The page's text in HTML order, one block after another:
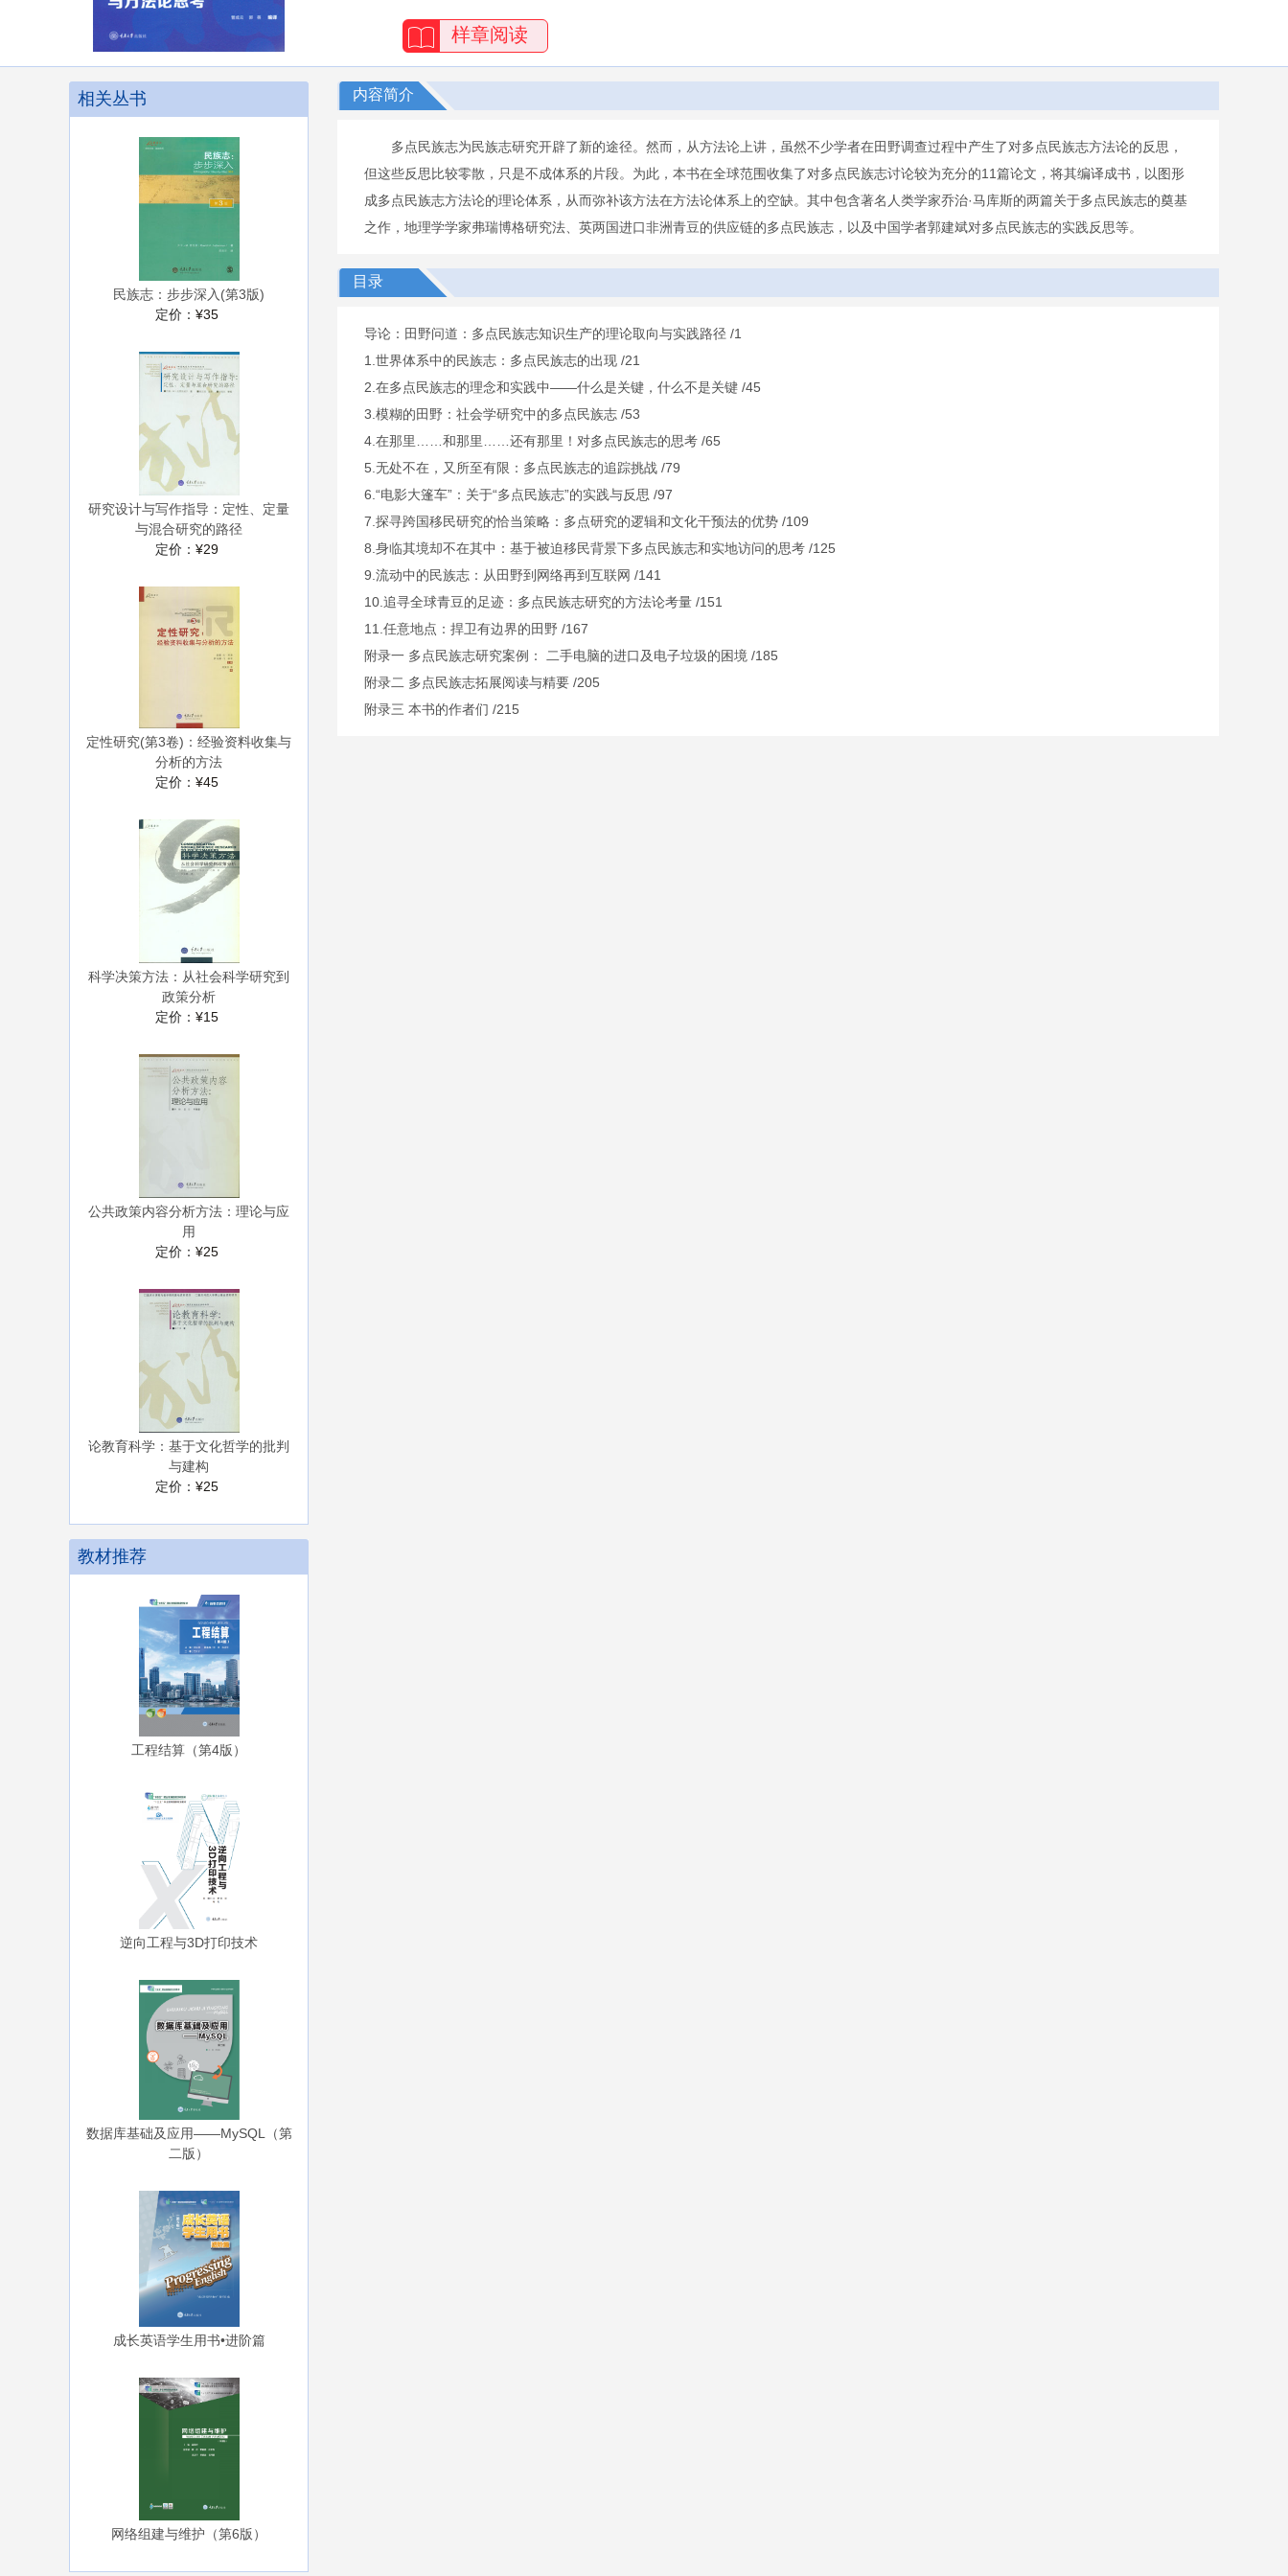
样章阅读
相关丛书
民族志：步步深入(第3版)
定价： ¥35
研究设计与写作指导：定性、定量
与混合研究的路径
定价： ¥29
定性研究(第3卷)：经验资料收集与
分析的方法
定价： ¥45
科学决策方法：从社会科学研究到
政策分析
定价： ¥15
公共政策内容分析方法：理论与应
用
定价： ¥25
论教育科学：基于文化哲学的批判
与建构
定价： ¥25
教材推荐
工程结算（第4版）
逆向工程与3D打印技术
数据库基础及应用——MySQL（第
二版）
成长英语学生用书•进阶篇
网络组建与维护（第6版）
内容简介
多点民族志为民族志研究开辟了新的途径。然而，从方法论上讲，虽然不少学者在田野调查过程中产生了对多点民族志方法论的反思，
但这些反思比较零散，只是不成体系的片段。为此，本书在全球范围收集了对多点民族志讨论较为充分的11篇论文，将其编译成书，以图形
成多点民族志方法论的理论体系，从而弥补该方法在方法论体系上的空缺。其中包含著名人类学家乔治·马库斯的两篇关于多点民族志的奠基
之作，地理学学家弗瑞博格研究法、英两国进口非洲青豆的供应链的多点民族志，以及中国学者郭建斌对多点民族志的实践反思等。
目录
导论：田野问道：多点民族志知识生产的理论取向与实践路径 /1
1.世界体系中的民族志：多点民族志的出现 /21
2.在多点民族志的理念和实践中——什么是关键，什么不是关键 /45
3.模糊的田野：社会学研究中的多点民族志 /53
4.在那里……和那里……还有那里！对多点民族志的思考 /65
5.无处不在，又所至有限：多点民族志的追踪挑战 /79
6.“电影大篷车”：关于“多点民族志”的实践与反思 /97
7.探寻跨国移民研究的恰当策略：多点研究的逻辑和文化干预法的优势 /109
8.身临其境却不在其中：基于被迫移民背景下多点民族志和实地访问的思考 /125
9.流动中的民族志：从田野到网络再到互联网 /141
10.追寻全球青豆的足迹：多点民族志研究的方法论考量 /151
11.任意地点：捍卫有边界的田野 /167
附录一 多点民族志研究案例： 二手电脑的进口及电子垃圾的困境 /185
附录二 多点民族志拓展阅读与精要 /205
附录三 本书的作者们 /215